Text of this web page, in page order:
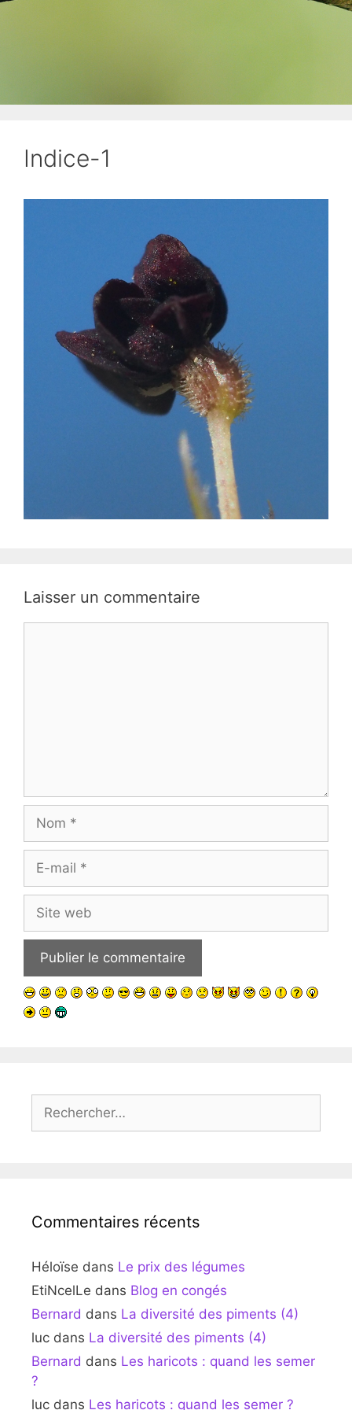
Indice-1
Laisser un commentaire
mail
web
Commentaires récents
Héloïse dans Le prix des légumes
EtiNcelLe dans Blog en congés
Bernard dans La diversité des piments (4)
luc dans La diversité des piments (4)
Bernard dans Les haricots : quand les semer
?
luc dans Les haricots : quand les semer ?